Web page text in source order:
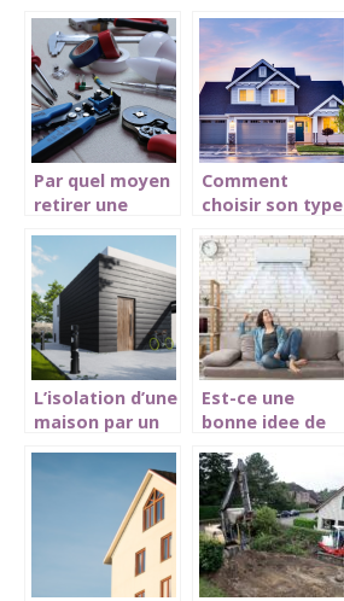
déchets de
chantier
Par quel moyen
retirer une
Comment
choisir son type
L’isolation d’une
maison par un
Est-ce une
bonne idee de
une
climatisation
chez vous ?